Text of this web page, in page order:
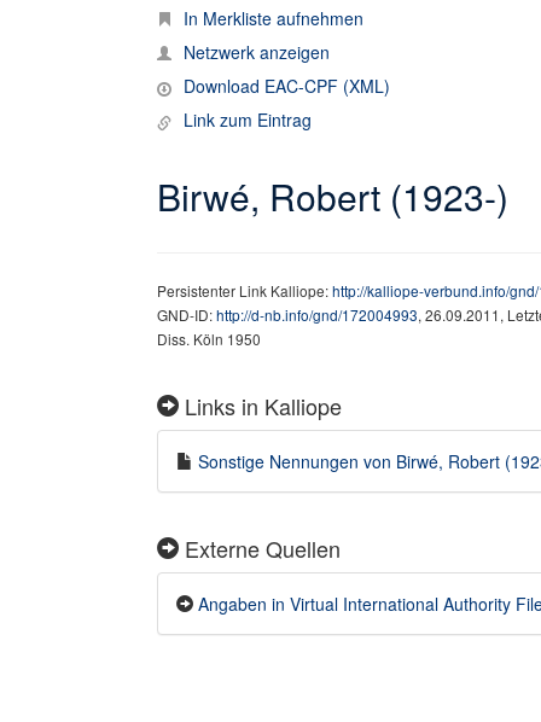
In Merkliste aufnehmen
Netzwerk anzeigen
Download EAC-CPF (XML)
Link zum Eintrag
Birwé, Robert (1923-)
Persistenter Link Kalliope:http://kalliope-verbund.info/
GND-ID:http://d-nb.info/gnd/172004993, 26.09.2011,
Diss. Köln 1950
Links in Kalliope
Sonstige Nennungen von Birwé, Robert
Externe Quellen
Angaben in Virtual International Authority